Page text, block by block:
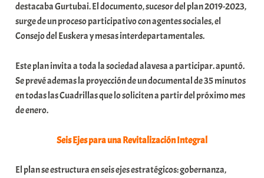
destacaba Gurtubai. El documento, sucesor del plan 2019-2023,
surge de un proceso participativo con agentes sociales, el
Consejo del Euskera y mesas interdepartamentales.
Este plan invita a toda la sociedad alavesa a participar. apuntó.
Se prevé ademas la proyección de un documental de 35 minutos
en todas las Cuadrillas que lo soliciten a partir del próximo mes
de enero.
Seis Ejes para una Revitalización Integral
El plan se estructura en seis ejes estratégicos: gobernanza,